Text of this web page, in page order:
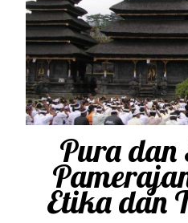
Pura dan
Etika dan